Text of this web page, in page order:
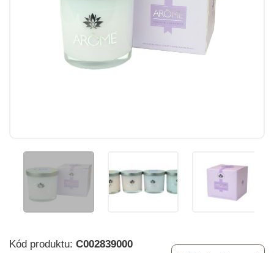
Kód produktu: C002839000